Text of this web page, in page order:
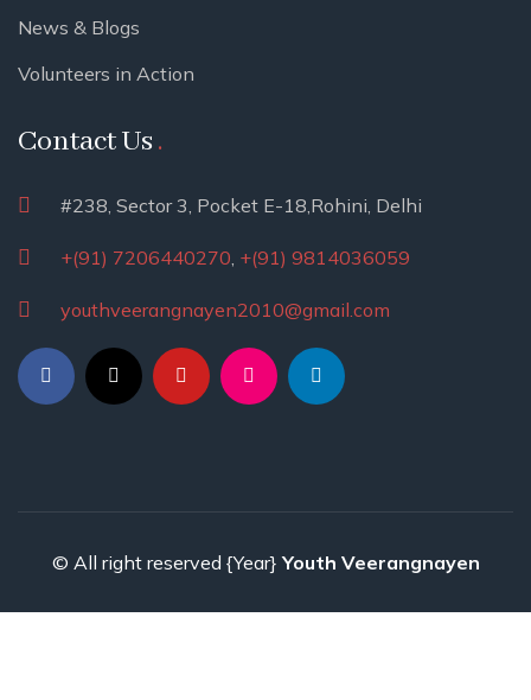
News & Blogs
Volunteers in Action
Contact Us
#238, Sector 3, Pocket E-18,Rohini, Delhi
+(91) 7206440270 +(91) 9814036059
youthveerangnayen2010@gmail.com
© All right reserved {Year} Youth Veerangnayen